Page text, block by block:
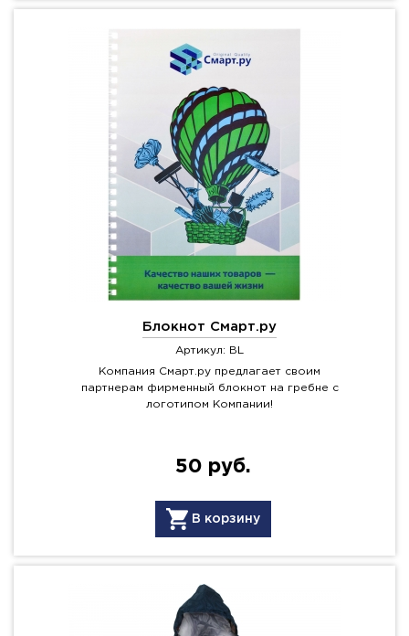
Блокнот Смарт.ру
Артикул: BL
Компания Смарт.ру предлагает своим
партнерам фирменный блокнот на гребне с
логотипом Компании!
50 руб.
В корзину